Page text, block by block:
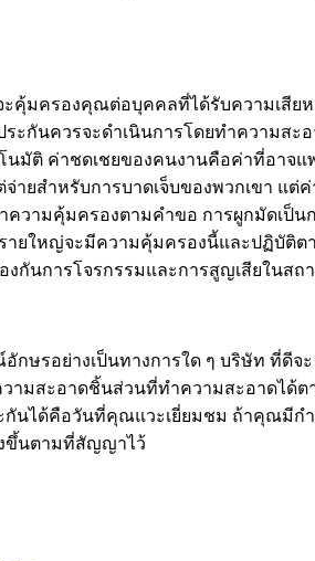
มครองคุณต่อบุคคลที่ได้รับความเสี
ะกันควรจะดำเนินการโดยทำความ
มัติ ค่าชดเชยของคนงานคือค่าที่อาจ
ยสำหรับการบาดเจ็บของพวกเขา แต่
ความคุ้มครองตามคำขอ การผูกมัดเป็
ายใหญ่จะมีความคุ้มครองนี้และปฏิบั
กันการโจรกรรมและการสูญเสียในสถ
ษรอย่างเป็นทางการใด ๆ บริษัท ที่ดีจ
ามสะอาดชิ้นส่วนที่ทำความสะอาดได้
กันได้คือวันที่คุณแวะเยี่ยมชม ถ้าคุณมี
ขึ้นตามที่สัญญาไว้